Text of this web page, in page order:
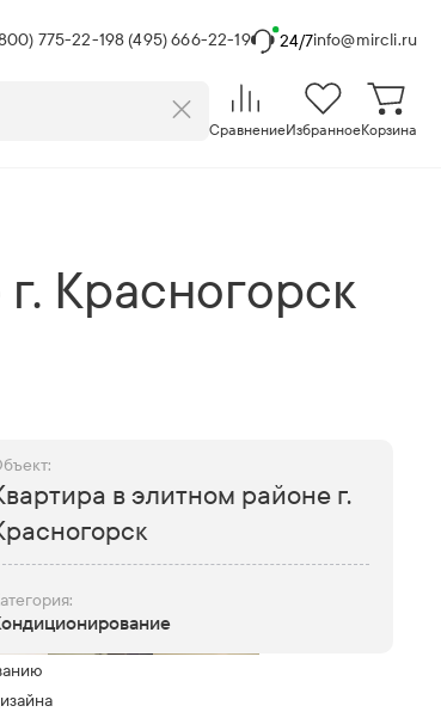
775-22-198 (495) 666-22-19 24/7info@mircli.ru
СравнениеИзбранноеКорзина
Красногорск
в элитном районе г.